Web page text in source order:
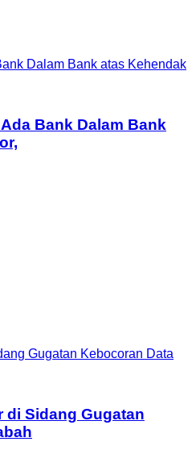
Dalam Bank atas Kehendak
Bank Dalam Bank
Gugatan Kebocoran Data
di Sidang Gugatan